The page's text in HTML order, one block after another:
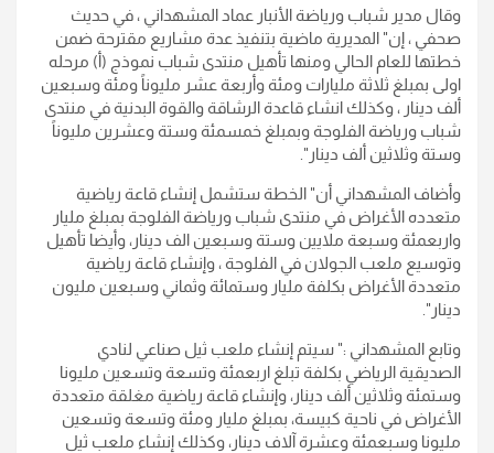
وقال مدير شباب ورياضة الأنبار عماد المشهداني ، في حديث
صحفي ، إن" المديرية ماضية بتنفيذ عدة مشاريع مقترحة ضمن
خطتها للعام الحالي ومنها تأهيل منتدى شباب نموذج (أ) مرحله
اولى بمبلغ ثلاثة مليارات ومئة وأربعة عشر مليوناً ومئة وسبعين
ألف دينار ، وكذلك انشاء قاعدة الرشاقة والقوة البدنية في منتدى
شباب ورياضة الفلوجة وبمبلغ خمسمئة وستة وعشرين مليوناً
وستة وثلاثين ألف دينار".
وأضاف المشهداني أن" الخطة ستشمل إنشاء قاعة رياضية
متعدده الأغراض في منتدى شباب ورياضة الفلوجة بمبلغ مليار
واربعمئة وسبعة ملايين وستة وسبعين الف دينار، وأيضا تأهيل
وتوسيع ملعب الجولان في الفلوجة ، وإنشاء قاعة رياضية
متعددة الأغراض بكلفة مليار وستمائة وثماني وسبعين مليون
دينار".
وتابع المشهداني :" سيتم إنشاء ملعب ثيل صناعي لنادي
الصديقية الرياضي بكلفة تبلغ اربعمئة وتسعة وتسعين مليونا
وستمئة وثلاثين ألف دينار، وإنشاء قاعة رياضية مغلقة متعددة
الأغراض في ناحية كبيسة، بمبلغ مليار ومئة وتسعة وتسعين
مليونا وسبعمئة وعشرة آلاف دينار، وكذلك إنشاء ملعب ثيل